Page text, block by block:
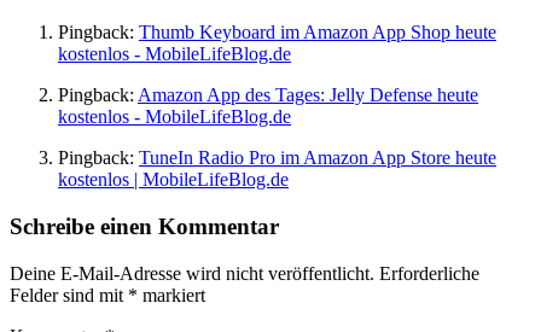
Pingback: Thumb Keyboard im Amazon App Shop heute
kostenlos - MobileLifeBlog.de
Pingback: Amazon App des Tages: Jelly Defense heute
kostenlos - MobileLifeBlog.de
Pingback: TuneIn Radio Pro im Amazon App Store heute
kostenlos | MobileLifeBlog.de
Schreibe einen Kommentar
Deine E-Mail-Adresse wird nicht veröffentlicht. Erforderliche
Felder sind mit * markiert